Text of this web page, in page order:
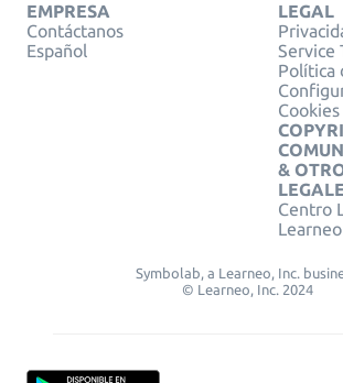
EMPRESA
Contáctanos
Español
LEGAL
Service
Política
Cookies
&
Centro
Learneo
Symbolab, a Learneo, Inc.
© Learneo, Inc. 2024